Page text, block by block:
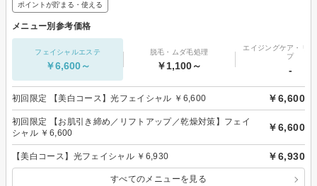
ポイントが貯まる・使える
メニュー別参考価格
フェイシャルエステ
￥6,600～
脱毛・ムダ毛処理
￥1,100～
エイジングケア・リ
プ
-
初回限定 【美白コース】光フェイシャル ￥6,600 ￥6,600
初回限定 【お肌引き締め／リフトアップ／乾燥対策】フェイ
シャル ￥6,600
￥6,600
【美白コース】光フェイシャル ￥6,930 ￥6,930
すべてのメニューを見る